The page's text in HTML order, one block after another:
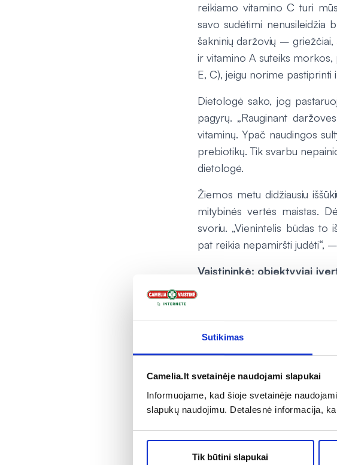
Sutikimas
Camelia.lt svetainėje naudojami slapukai
Informuojame, kad šioje svetainėje
slapukų naudojimu. Detalesnė informacija,
Tik būtini slapukai
reikiamo vitamino C turi
savo sudėtimi nenusileidžia
šakninių daržovių – griežčiai,
ir vitamino A suteiks morkos,
E, C), jeigu norime pastiprinti
Dietologė sako, jog
pagyrų. „Rauginant
vitaminų. Ypač naudingos
prebiotikų. Tik svarbu
dietologė.
Žiemos metu didžiausiu
mitybinės vertės maistas.
svoriu. „Vienintelis būdas
pat reikia nepamiršti judėti“,
Vaistininkė: objektyviai
„Žiemos metu žmonės
medžiagų. Tačiau akivaizdu,
Ji pataria objektyviai
vaistininku, kokių maisto
raciono, per didelio
centruose parduodamais